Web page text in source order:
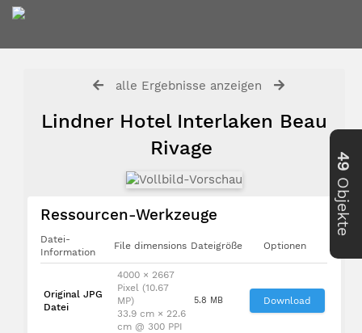
alle Ergebnisse anzeigen
Lindner Hotel Interlaken Beau
Rivage
Ressourcen-Werkzeuge
Datei-
Information
File dimensions Dateigröße Optionen
Original JPG
Datei
4000 × 2667
Pixel (10.67
MP)
33.9 cm × 22.6
cm @ 300 PPI
5.8 MB Download
49
Objekte